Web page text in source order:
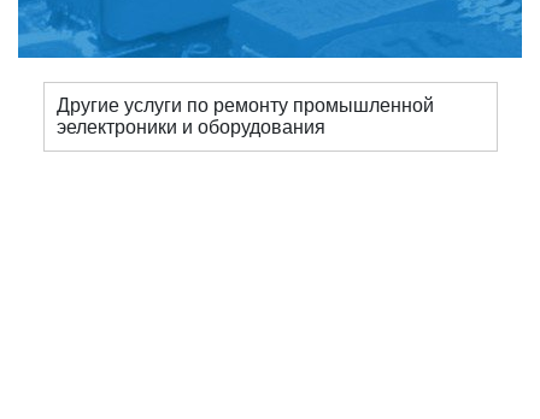
Другие услуги по ремонту промышленной
эелектроники и оборудования